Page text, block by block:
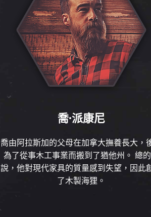
喬·派康尼
喬由阿拉斯加的父母在加拿大撫養長大，
為了從事木工事業而搬到了猶他州。 總
說，他對現代家具的質量感到失望，因此
了木製海狸。